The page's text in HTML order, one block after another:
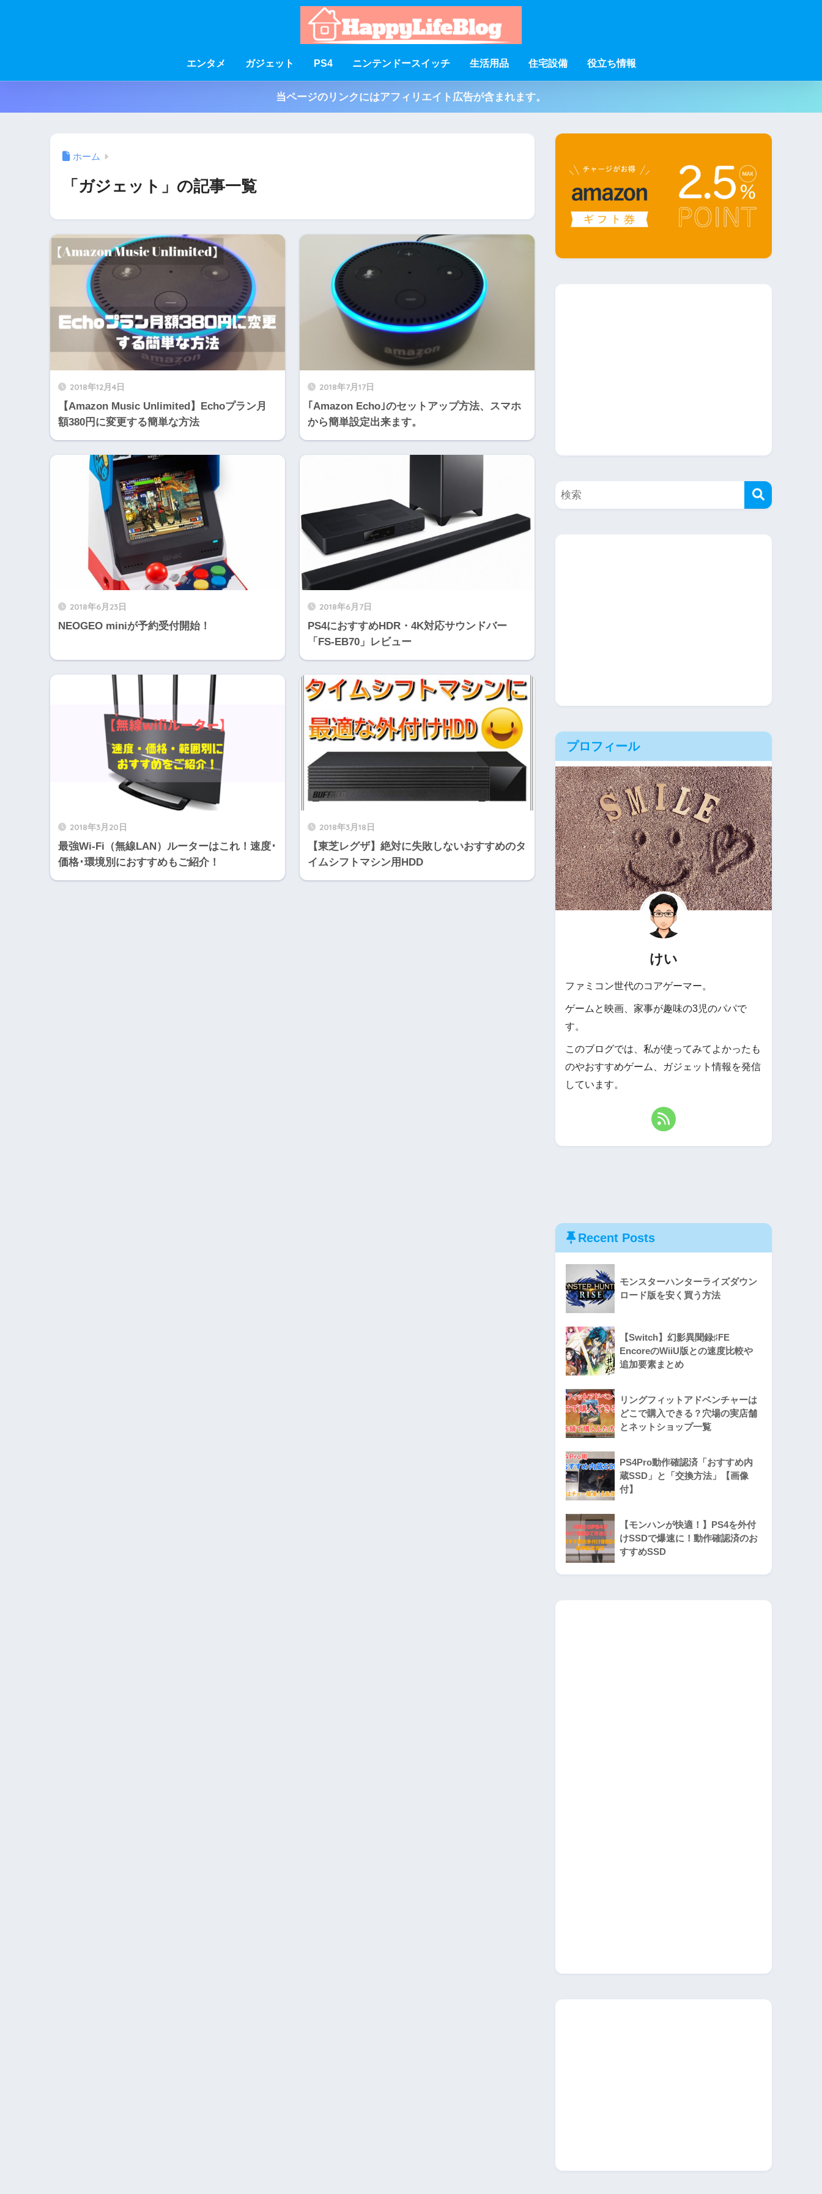
エンタメ ガジェット PS4 ニンテンドースイッチ 生活用品 住宅設備 役立ち情報
当ページのリンクにはアフィリエイト広告が含まれます。
ホーム
「ガジェット」の記事一覧
2018年12月4日
【Amazon Music Unlimited】Echoプラン月
額380円に変更する簡単な方法
2018年7月17日
｢Amazon Echo｣のセットアップ方法、スマホ
から簡単設定出来ます。
2018年6月23日
NEOGEO miniが予約受付開始！
2018年6月7日
PS4におすすめHDR・4K対応サウンドバー
「FS-EB70」レビュー
2018年3月20日
最強Wi-Fi（無線LAN）ルーターはこれ！速度･
価格･環境別におすすめもご紹介！
2018年3月18日
【東芝レグザ】絶対に失敗しないおすすめのタ
イムシフトマシン用HDD
プロフィール
けい
ファミコン世代のコアゲーマー。
ゲームと映画、家事が趣味の3児のパパで
す。
このブログでは、私が使ってみてよかったも
のやおすすめゲーム、ガジェット情報を発信
しています。
Recent Posts
モンスターハンターライズダウン
ロード版を安く買う方法
【Switch】幻影異聞録♯FE
EncoreのWiiU版との速度比較や
追加要素まとめ
リングフィットアドベンチャーは
どこで購入できる？穴場の実店舗
とネットショップ一覧
PS4Pro動作確認済「おすすめ内
蔵SSD」と「交換方法」【画像
付】
【モンハンが快適！】PS4を外付
けSSDで爆速に！動作確認済のお
すすめSSD